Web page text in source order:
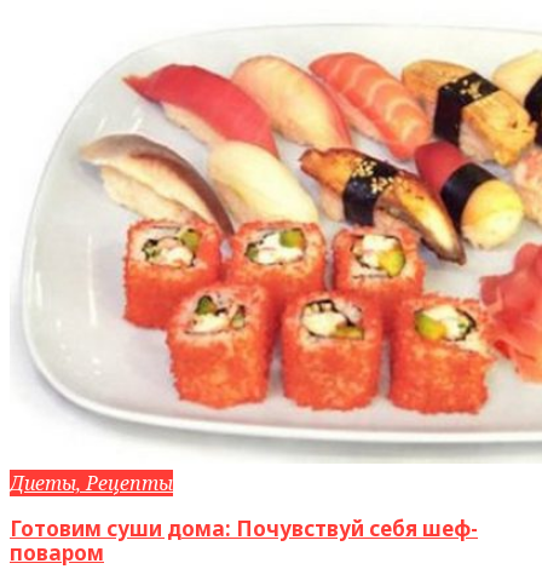
Диеты, Рецепты
Готовим суши дома: Почувствуй себя шеф-
поваром